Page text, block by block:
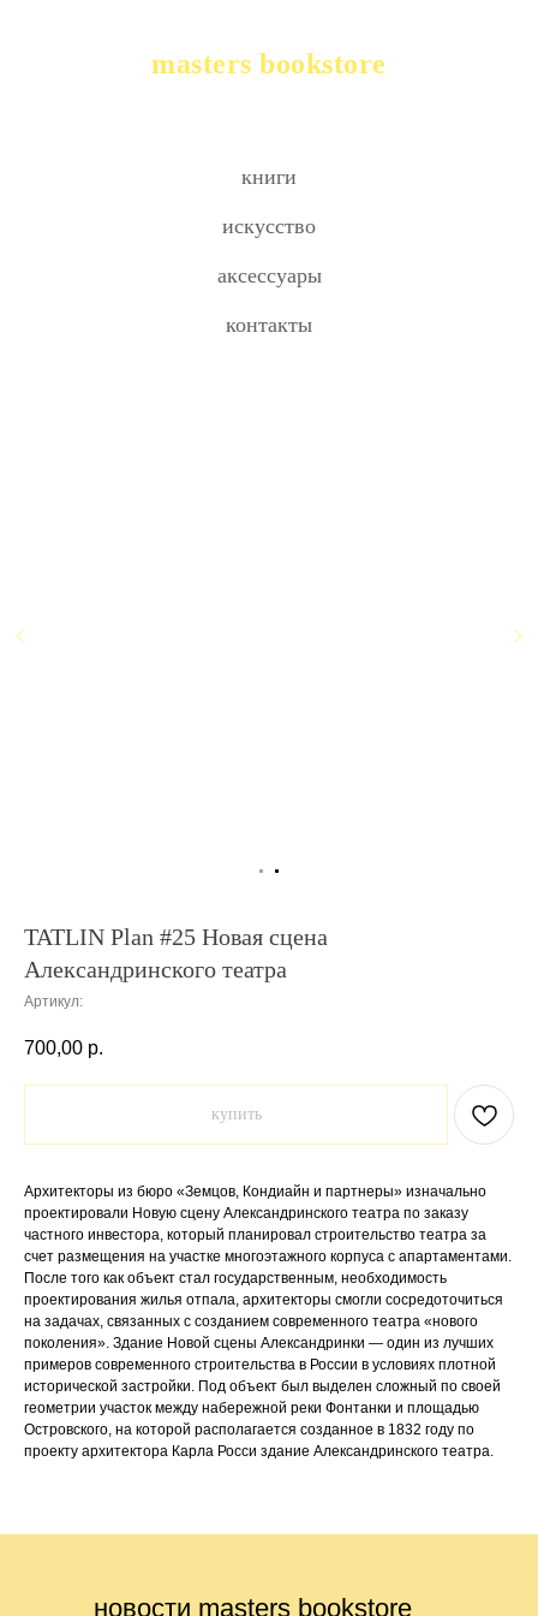
masters bookstore
книги
искусство
аксессуары
контакты
TATLIN Plan #25 Новая сцена
Александринского театра
Артикул:
700,00 р.
купить
Архитекторы из бюро «Земцов, Кондиайн и партнеры» изначально
проектировали Новую сцену Александринского театра по заказу
частного инвестора, который планировал строительство театра за
счет размещения на участке многоэтажного корпуса с апартаментами.
После того как объект стал государственным, необходимость
проектирования жилья отпала, архитекторы смогли сосредоточиться
на задачах, связанных с созданием современного театра «нового
поколения». Здание Новой сцены Александринки — один из лучших
примеров современного строительства в России в условиях плотной
исторической застройки. Под объект был выделен сложный по своей
геометрии участок между набережной реки Фонтанки и площадью
Островского, на которой располагается созданное в 1832 году по
проекту архитектора Карла Росси здание Александринского театра.
новости masters bookstore